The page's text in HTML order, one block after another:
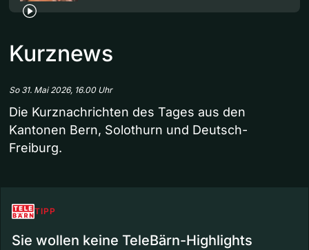
Kurznews
So 31. Mai 2026, 16.00 Uhr
Die Kurznachrichten des Tages aus den
Kantonen Bern, Solothurn und Deutsch-
Freiburg.
TIPP
Sie wollen keine TeleBärn-Highlights